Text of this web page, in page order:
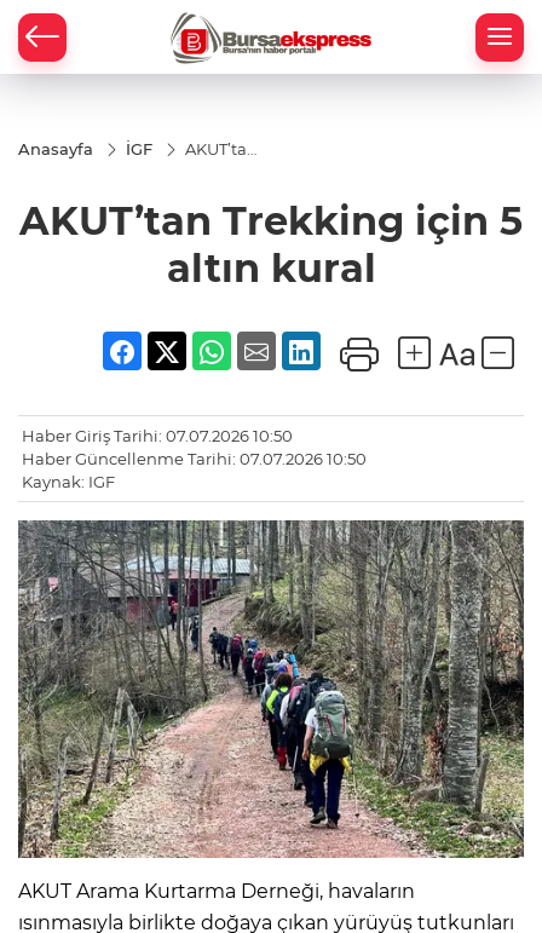
Anasayfa İGF
AKUT’tan
kural
AKUT’tan Trekking için 5
altın kural
Haber Giriş Tarihi: 07.07.2026 10:50
Haber Güncellenme Tarihi: 07.07.2026 10:50
Kaynak: IGF
AKUT Arama Kurtarma Derneği, havaların
ısınmasıyla birlikte doğaya çıkan yürüyüş tutkunları